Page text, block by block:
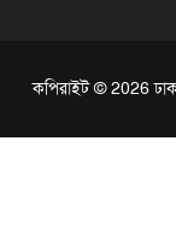
কপিরাইট © 2026